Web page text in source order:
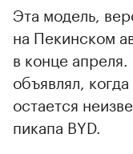
Эта модель,
на Пекинском
в конце
объявлял,
остается
пикапа BYD.